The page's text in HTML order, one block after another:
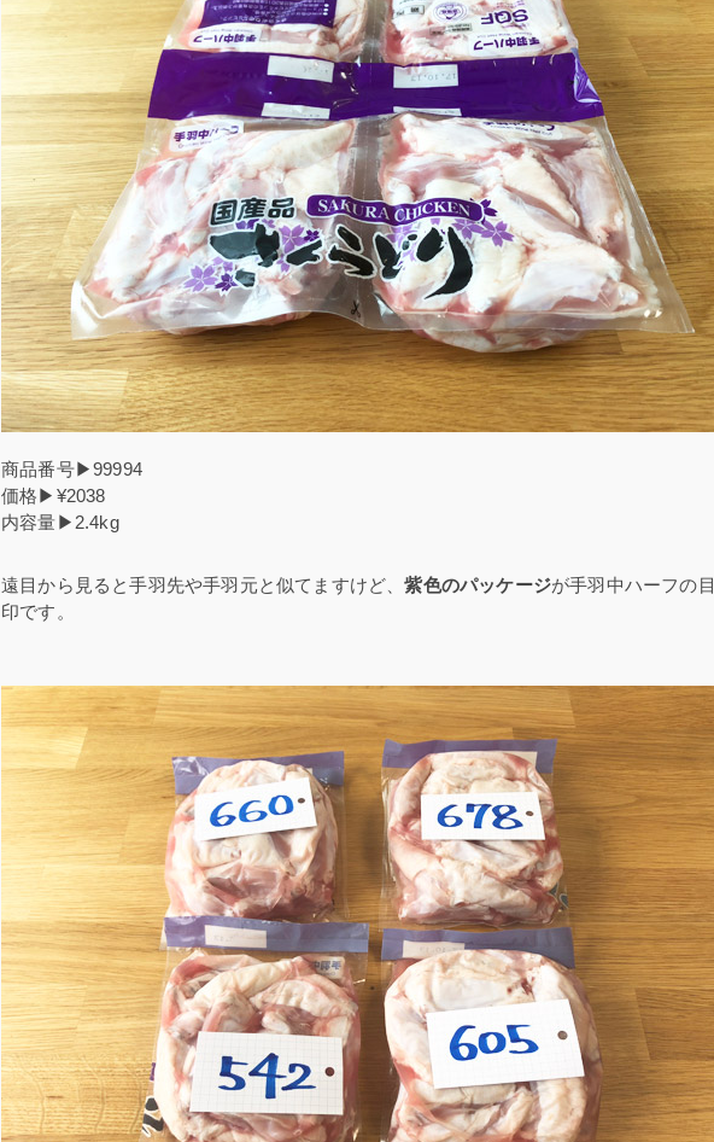
商品番号▶99994
価格▶¥2038
内容量▶2.4kg
遠目から見ると手羽先や手羽元と似てますけど、紫色のパッケージが手羽中ハーフの目
印です。